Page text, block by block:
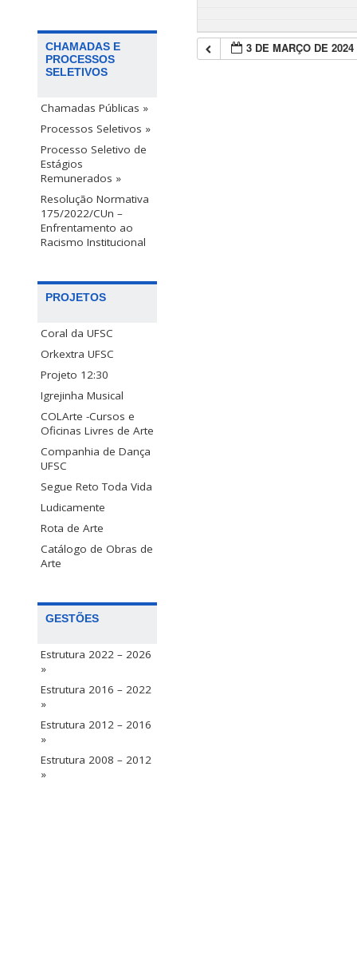
CHAMADAS E
PROCESSOS
SELETIVOS
Chamadas Públicas »
Processos Seletivos »
Processo Seletivo de
Estágios
Remunerados »
Resolução Normativa
175/2022/CUn –
Enfrentamento ao
Racismo Institucional
PROJETOS
Coral da UFSC
Orkextra UFSC
Projeto 12:30
Igrejinha Musical
COLArte -Cursos e
Oficinas Livres de Arte
Companhia de Dança
UFSC
Segue Reto Toda Vida
Ludicamente
Rota de Arte
Catálogo de Obras de
Arte
GESTÕES
Estrutura 2022 – 2026
»
Estrutura 2016 – 2022
»
Estrutura 2012 – 2016
»
Estrutura 2008 – 2012
»
3 DE MARÇO DE 2024